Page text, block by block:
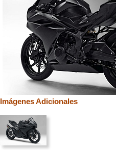
Imágenes Adicionales